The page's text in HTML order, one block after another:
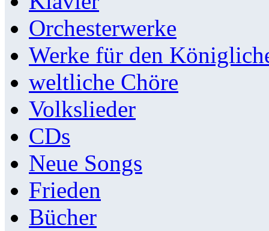
Orchesterwerke
Werke für den
weltliche Chöre
Volkslieder
CDs
Neue Songs
Frieden
Bücher